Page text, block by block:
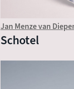
Jan Menze van
Schotel